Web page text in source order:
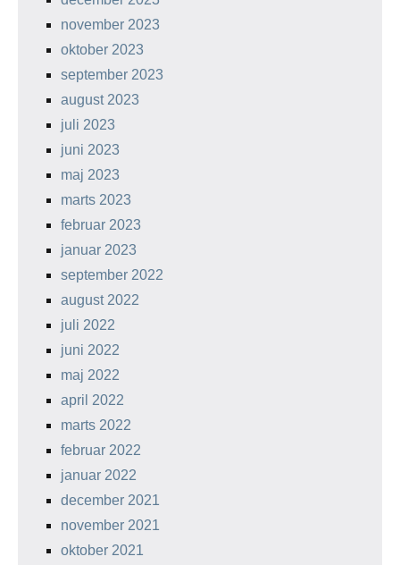
november 2023
oktober 2023
september 2023
august 2023
juli 2023
juni 2023
maj 2023
marts 2023
februar 2023
januar 2023
september 2022
august 2022
juli 2022
juni 2022
maj 2022
april 2022
marts 2022
februar 2022
januar 2022
december 2021
november 2021
oktober 2021